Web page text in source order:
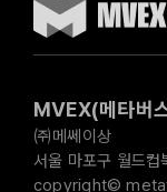
MVEX(메타버
㈜메쎄이상
서울 마포구 월드
copyright©